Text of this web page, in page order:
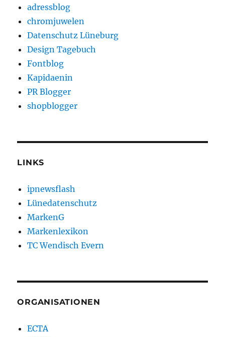
adressblog
chromjuwelen
Datenschutz Lüneburg
Design Tagebuch
Fontblog
Kapidaenin
PR Blogger
shopblogger
LINKS
ipnewsflash
Lünedatenschutz
MarkenG
Markenlexikon
TC Wendisch Evern
ORGANISATIONEN
ECTA